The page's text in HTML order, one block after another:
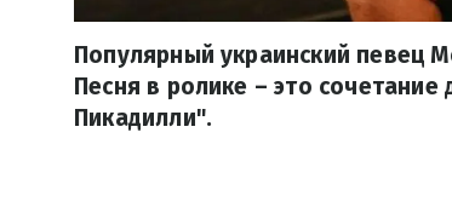
Популярный украинский певец
Песня в ролике – это
Пикадилли".